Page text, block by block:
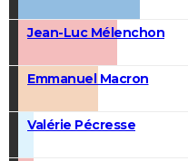
Jean-Luc Mélenchon
Emmanuel Macron
Valérie Pécresse